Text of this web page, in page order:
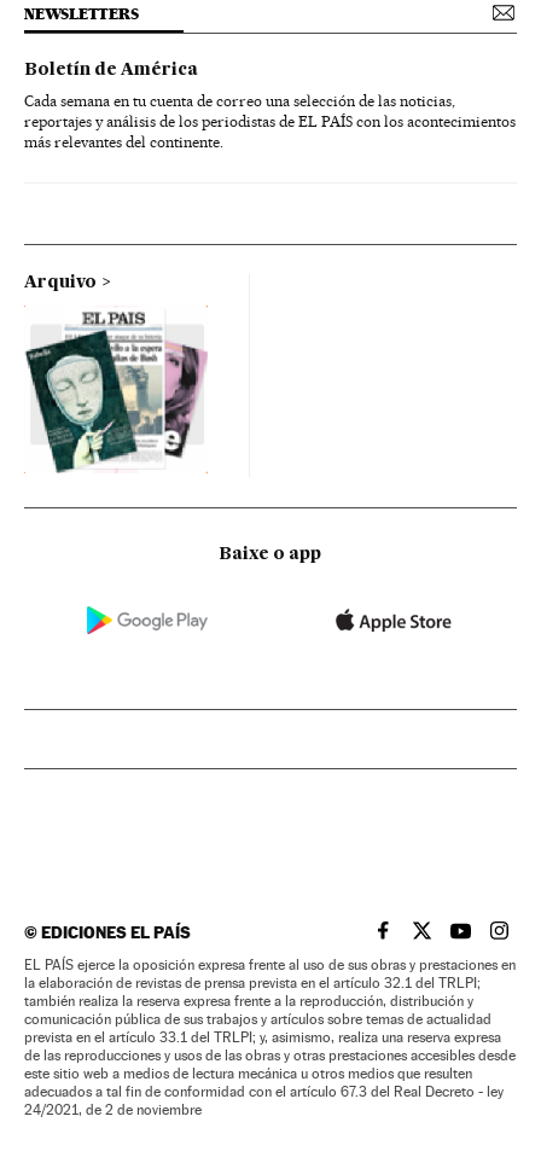
NEWSLETTERS
Boletín de América
Cada semana en tu cuenta de correo una selección de las noticias,
reportajes y análisis de los periodistas de EL PAÍS con los acontecimientos
más relevantes del continente.
Arquivo
Baixe o app
©EDICIONES EL PAÍS EL PAÍS BRASIL EN
EL PAÍSEL PAÍS
EL
EL PAÍS ejerce la oposición expresa frente al uso de sus obras y prestaciones en
la elaboración de revistas de prensa prevista en el artículo 32.1 del TRLPI;
también realiza la reserva expresa frente a la reproducción, distribución y
comunicación pública de sus trabajos y artículos sobre temas de actualidad
prevista en el artículo 33.1 del TRLPI; y, asimismo, realiza una reserva expresa
de las reproducciones y usos de las obras y otras prestaciones accesibles desde
este sitio web a medios de lectura mecánica u otros medios que resulten
adecuados a tal fin de conformidad con el artículo 67.3 del Real Decreto - ley
24/2021, de 2 de noviembre